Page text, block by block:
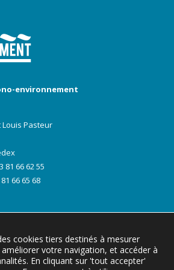
environnement
Pasteur
81 66 62 55
66 65 68
cookies tiers destinés à mesurer
améliorer votre navigation, et accéder à
En cliquant sur 'tout accepter'